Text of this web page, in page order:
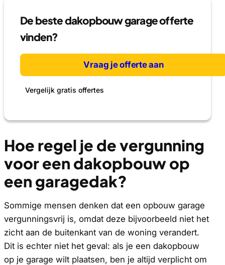
De beste dakopbouw garage offerte
vinden?
Vraag je offerte aan
Vergelijk gratis offertes
Hoe regel je de vergunning
voor een dakopbouw op
een garagedak?
Sommige mensen denken dat een opbouw garage
vergunningsvrij is, omdat deze bijvoorbeeld niet het
zicht aan de buitenkant van de woning verandert.
Dit is echter niet het geval: als je een dakopbouw
op je garage wilt plaatsen, ben je altijd verplicht om